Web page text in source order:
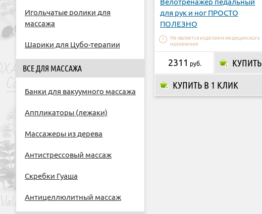
для рук и ног ПРОСТО
ПОЛЕЗНО
Не является изделием медицинского
назначения
КУПИТЬ В 1 КЛИК
2311 руб. КУПИТЬ
Игольчатые ролики для
массажа
Шарики для Цубо-терапии
ВСЕ ДЛЯ МАССАЖА
Банки для вакуумного массажа
Аппликаторы (лежаки)
Массажеры из дерева
Антистрессовый массаж
Скребки Гуаша
Антицеллюлитный массаж